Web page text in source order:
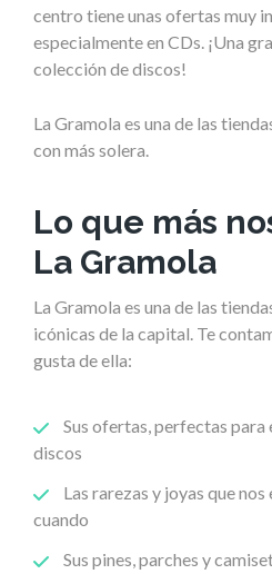
centro tiene unas ofertas muy
especialmente en CDs. ¡Una
colección de discos!
La Gramola es una de las
con más solera.
Lo que más
La Gramola
La Gramola es una de las
icónicas de la capital. Te
gusta de ella:
Sus ofertas, perfectas
discos
Las rarezas y joyas que
cuando
Sus pines, parches y